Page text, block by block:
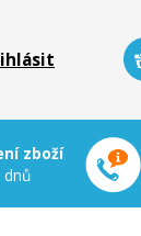
zboží
dnů